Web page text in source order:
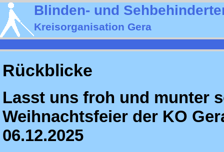
Blinden- und
Kreisorganisation Gera
Rückblicke
Lasst uns froh und munter
Weihnachtsfeier der KO
06.12.2025